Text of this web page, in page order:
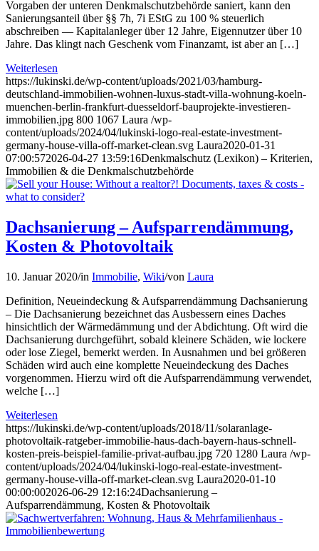
Vorgaben der unteren Denkmalschutzbehörde saniert, kann den
Sanierungsanteil über §§ 7h, 7i EStG zu 100 % steuerlich
abschreiben — Kapitalanleger über 12 Jahre, Eigennutzer über 10
Jahre. Das klingt nach Geschenk vom Finanzamt, ist aber an […]
Weiterlesen
https://lukinski.de/wp-content/uploads/2021/03/hamburg-
deutschland-immobilien-wohnen-luxus-stadt-villa-wohnung-koeln-
muenchen-berlin-frankfurt-duesseldorf-bauprojekte-investieren-
immobilien.jpg 800 1067 Laura /wp-
content/uploads/2024/04/lukinski-logo-real-estate-investment-
germany-house-villa-off-market-clean.svg Laura2020-01-31
07:00:572026-04-27 13:59:16Denkmalschutz (Lexikon) – Kriterien,
Immobilien & die Denkmalschutzbehörde
Dachsanierung – Aufsparrendämmung,
Kosten & Photovoltaik
10. Januar 2020/in Immobilie, Wiki/von Laura
Definition, Neueindeckung & Aufsparrendämmung Dachsanierung
– Die Dachsanierung bezeichnet das Ausbessern eines Daches
hinsichtlich der Wärmedämmung und der Abdichtung. Oft wird die
Dachsanierung durchgeführt, sobald kleinere Schäden, wie lockere
oder lose Ziegel, bemerkt werden. In Ausnahmen und bei größeren
Schäden wird auch eine komplette Neueindeckung des Daches
vorgenommen. Hierzu wird oft die Aufsparrendämmung verwendet,
welche […]
Weiterlesen
https://lukinski.de/wp-content/uploads/2018/11/solaranlage-
photovoltaik-ratgeber-immobilie-haus-dach-bayern-haus-schnell-
kosten-preis-beispiel-familie-privat-aufbau.jpg 720 1280 Laura /wp-
content/uploads/2024/04/lukinski-logo-real-estate-investment-
germany-house-villa-off-market-clean.svg Laura2020-01-10
00:00:002026-06-29 12:16:24Dachsanierung –
Aufsparrendämmung, Kosten & Photovoltaik